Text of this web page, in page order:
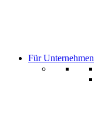
Für Unternehmen